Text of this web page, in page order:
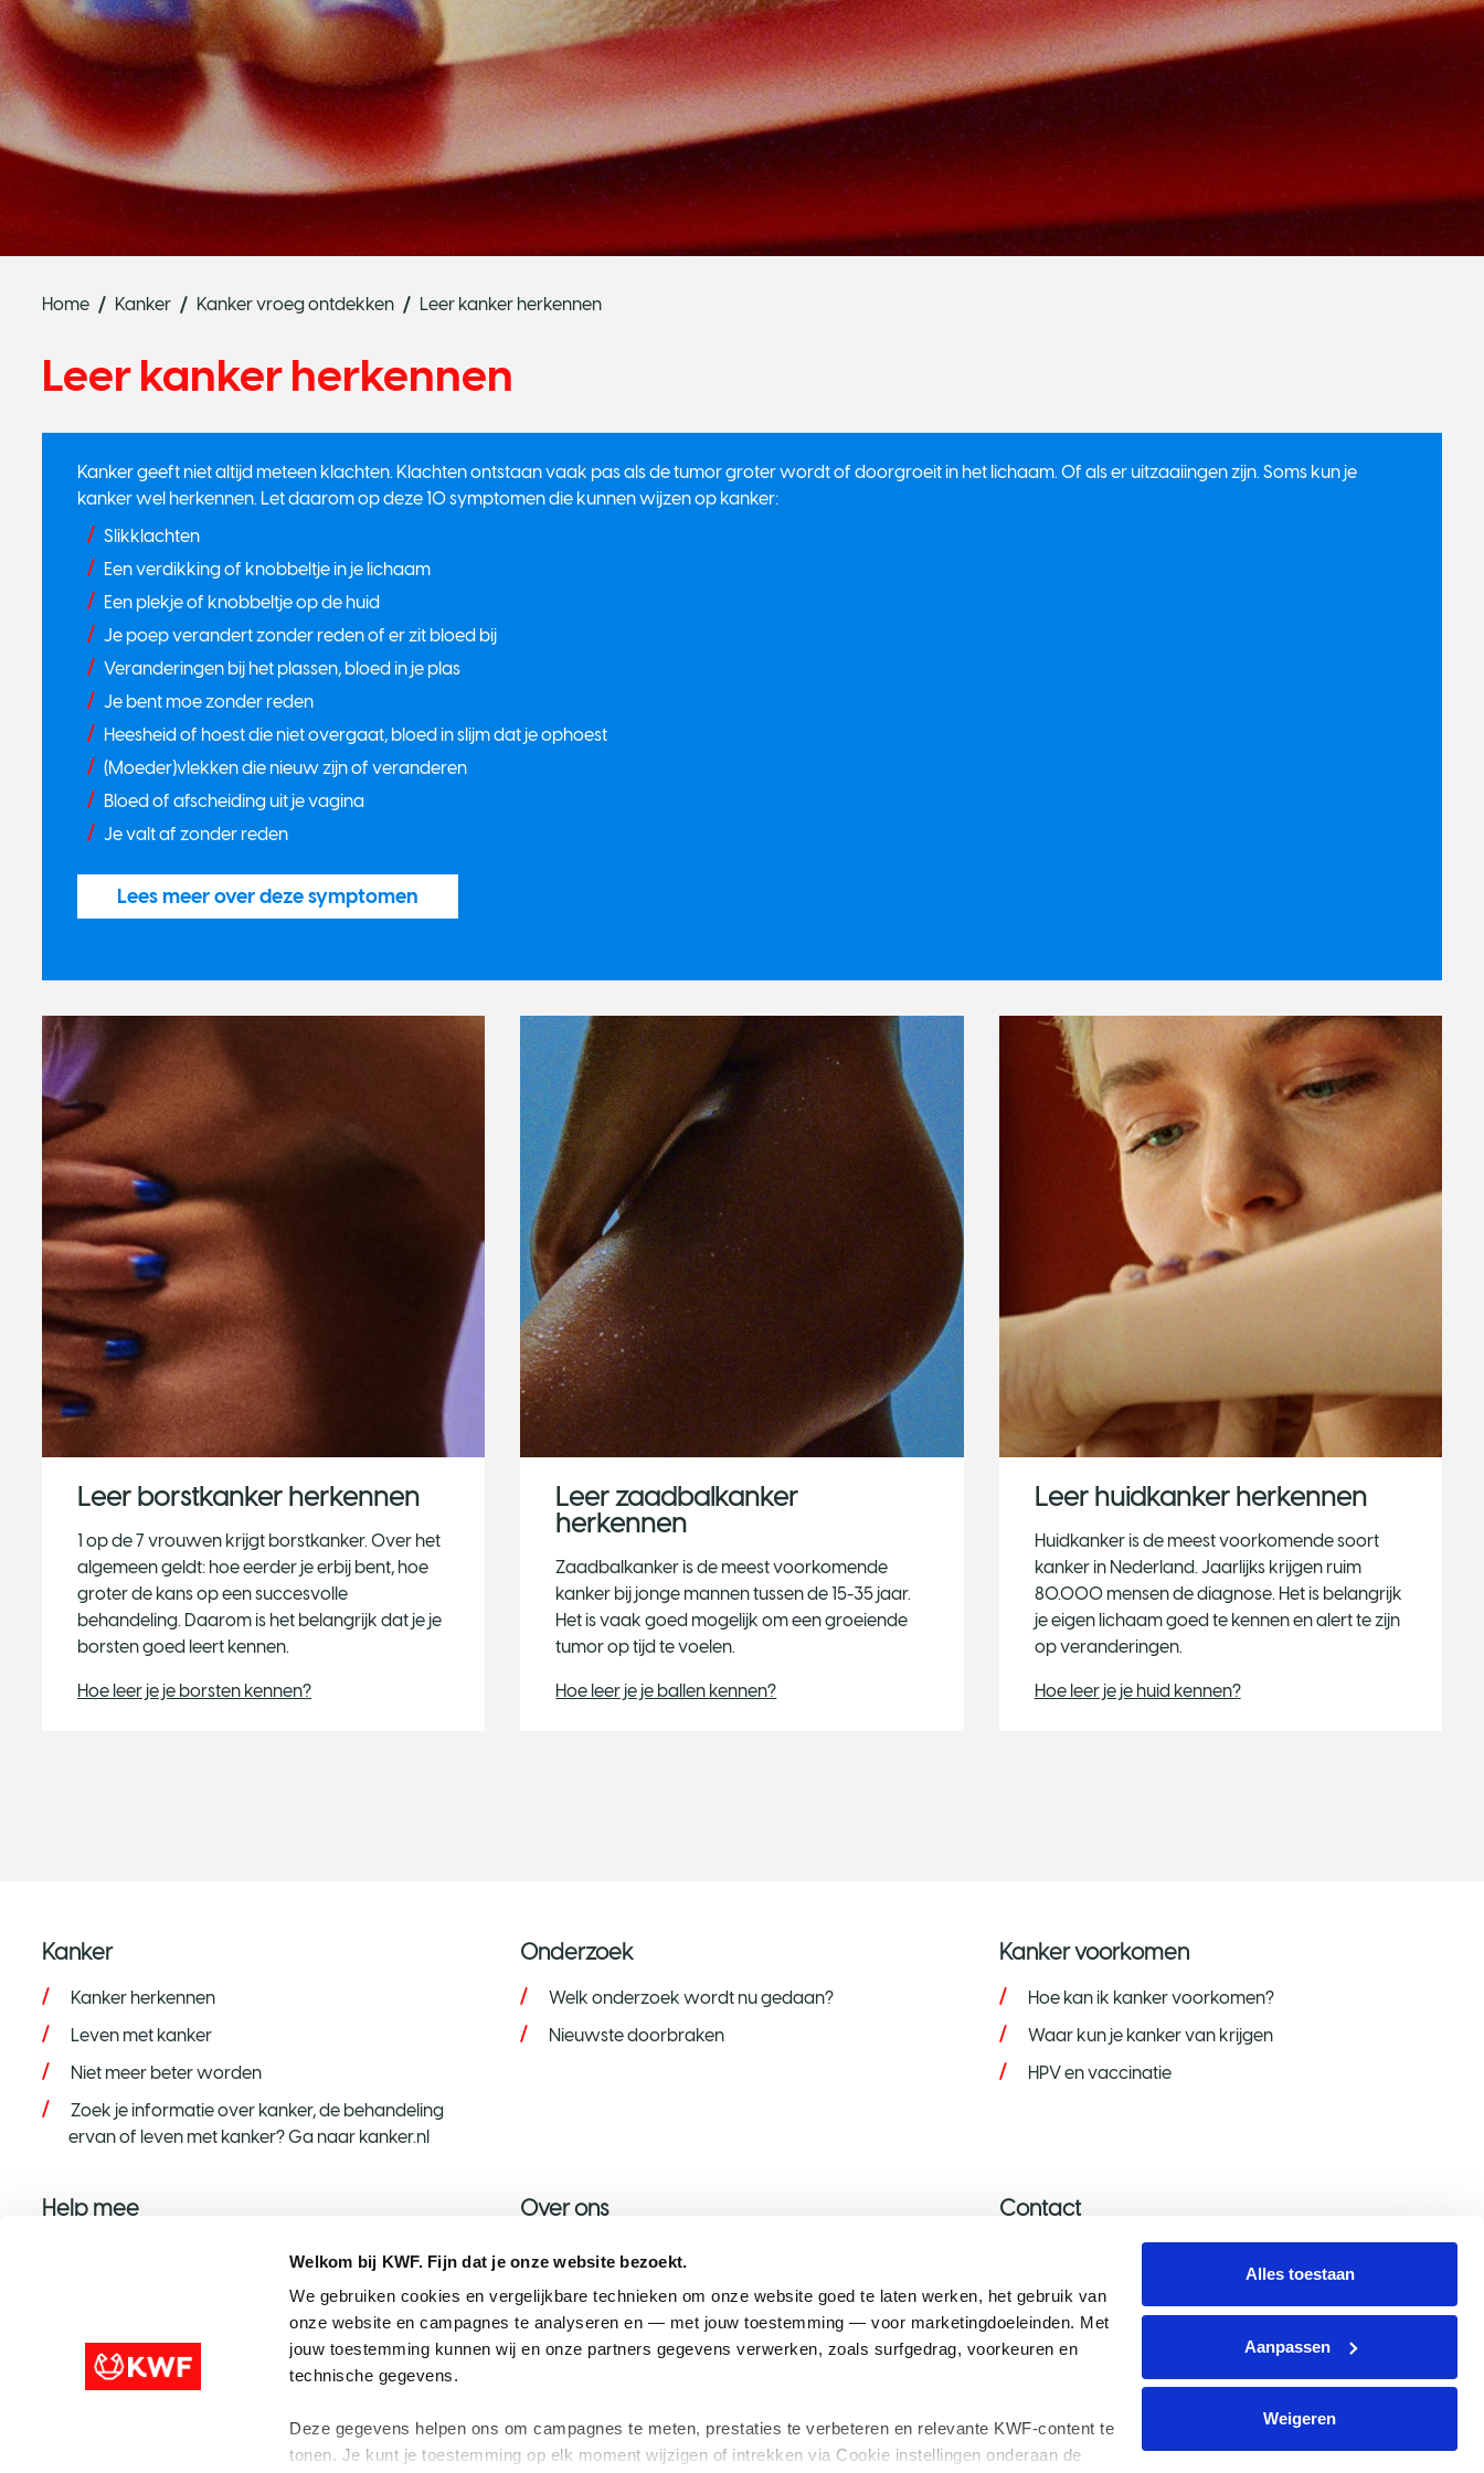
Welkom bij KWF. Fijn dat je onze website bezoekt.
We gebruiken cookies en vergelijkbare technieken om onze website goed te laten werken, het gebruik van
onze website en campagnes te analyseren en — met jouw toestemming — voor marketingdoeleinden. Met
jouw toestemming kunnen wij en onze partners gegevens verwerken, zoals surfgedrag, voorkeuren en
technische gegevens.
Deze gegevens helpen ons om campagnes te meten, prestaties te verbeteren en relevante KWF-content te
tonen. Je kunt je toestemming op elk moment wijzigen of intrekken via Cookie instellingen onderaan de
Alles toestaan
Aanpassen
Weigeren
Home Kanker Kanker vroeg ontdekken Leer kanker herkennen
Leer kanker herkennen
Kanker geeft niet altijd meteen klachten. Klachten ontstaan vaak pas als de tumor groter wordt of doorgroeit in het lichaam. Of als er uitzaaiingen zijn. Soms kun je
kanker wel herkennen. Let daarom op deze 10 symptomen die kunnen wijzen op kanker:
Slikklachten
Een verdikking of knobbeltje in je lichaam
Een plekje of knobbeltje op de huid
Je poep verandert zonder reden of er zit bloed bij
Veranderingen bij het plassen, bloed in je plas
Je bent moe zonder reden
Heesheid of hoest die niet overgaat, bloed in slijm dat je ophoest
(Moeder)vlekken die nieuw zijn of veranderen
Bloed of afscheiding uit je vagina
Je valt af zonder reden
Lees meer over deze symptomen
Leer borstkanker herkennen
1 op de 7 vrouwen krijgt borstkanker. Over het
algemeen geldt: hoe eerder je erbij bent, hoe
groter de kans op een succesvolle
behandeling. Daarom is het belangrijk dat je je
borsten goed leert kennen.
Hoe leer je je borsten kennen?
Leer zaadbalkanker
herkennen
Zaadbalkanker is de meest voorkomende
kanker bij jonge mannen tussen de 15-35 jaar.
Het is vaak goed mogelijk om een groeiende
tumor op tijd te voelen.
Hoe leer je je ballen kennen?
Leer huidkanker herkennen
Huidkanker is de meest voorkomende soort
kanker in Nederland. Jaarlijks krijgen ruim
80.000 mensen de diagnose. Het is belangrijk
je eigen lichaam goed te kennen en alert te zijn
op veranderingen.
Hoe leer je je huid kennen?
Kanker
Kanker herkennen
Leven met kanker
Niet meer beter worden
Zoek je informatie over kanker, de behandeling
ervan of leven met kanker? Ga naar kanker.nl
Onderzoek
Welk onderzoek wordt nu gedaan?
Nieuwste doorbraken
Kanker voorkomen
Hoe kan ik kanker voorkomen?
Waar kun je kanker van krijgen
HPV en vaccinatie
Help mee
Steun met een grote gift
Over ons
Over KWF
Nieuws
Onze ambassadeurs
Contact
Donatie wijzigen/opzeggen
Aanmelden nieuwsbrief